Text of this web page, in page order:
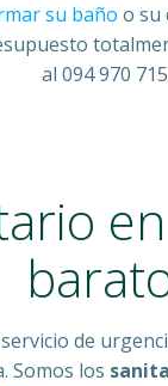
su baño o su
al 094 970 715
de
Somos los